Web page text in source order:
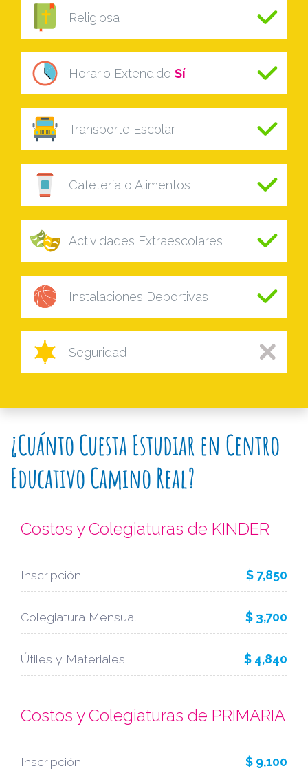
Religiosa
Horario Extendido Sí
Transporte Escolar
Cafetería o Alimentos
Actividades Extraescolares
Instalaciones Deportivas
Seguridad
¿Cuánto Cuesta Estudiar en Centro
Educativo Camino Real?
Costos y Colegiaturas de KINDER
Inscripción $ 7,850
Colegiatura Mensual $ 3,700
Útiles y Materiales $ 4,840
Costos y Colegiaturas de PRIMARIA
Inscripción $ 9,100